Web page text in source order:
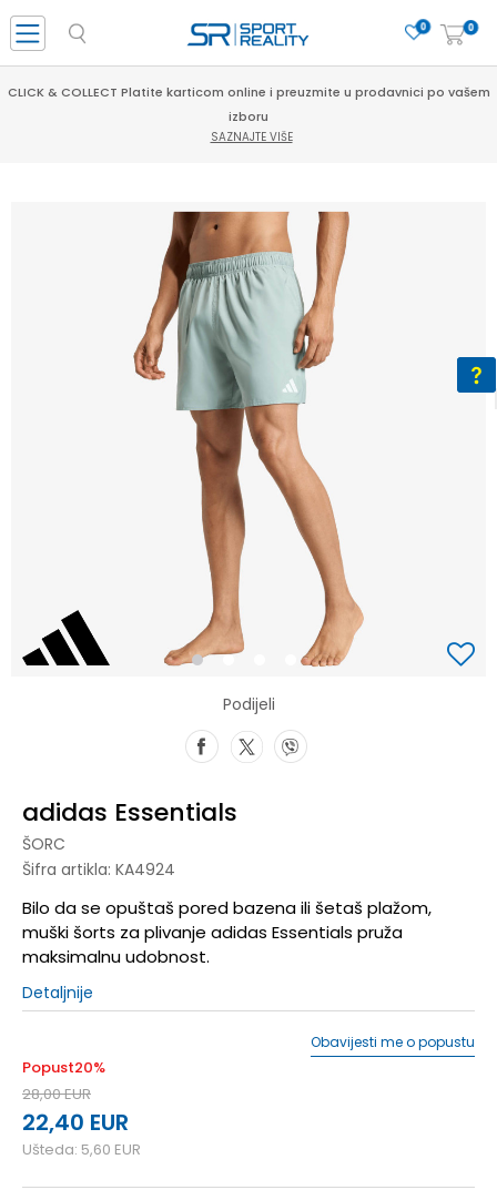
0
0
CLICK & COLLECT Platite karticom online i preuzmite u prodavnici po vašem
izboru
SAZNAJTE VIŠE
1 4
Podijeli
adidas Essentials
ŠORC
Šifra artikla: KA4924
Bilo da se opuštaš pored bazena ili šetaš plažom,
muški šorts za plivanje adidas Essentials pruža
maksimalnu udobnost.
Detaljnije
Popust20%
28,00EUR
22,40 EUR
Ušteda: 5,60 EUR
Obavijesti me o popustu